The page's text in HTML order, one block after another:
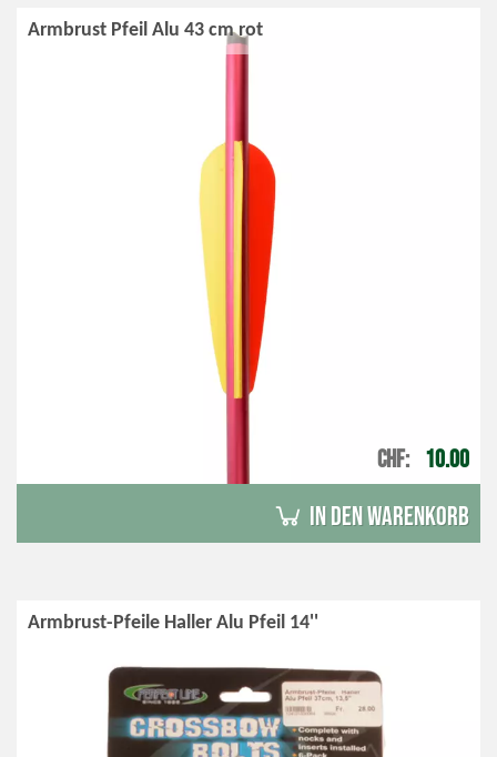
Armbrust Pfeil Alu 43 cm rot
CHF 10.00
in den Warenkorb
Armbrust-Pfeile Haller Alu Pfeil 14''